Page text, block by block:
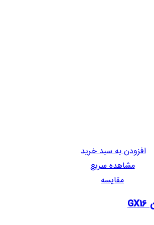
افزودن به سبد خرید
مشاهده سریع
مقایسه